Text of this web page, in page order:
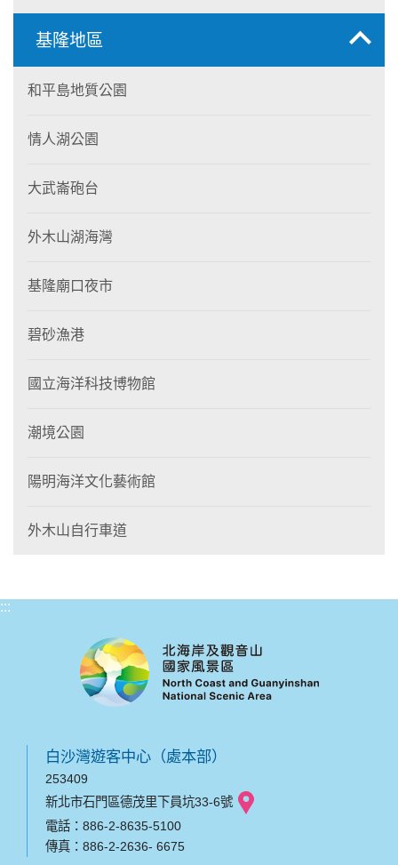
基隆地區
和平島地質公園
情人湖公園
大武崙砲台
外木山湖海灣
基隆廟口夜市
碧砂漁港
國立海洋科技博物館
潮境公園
陽明海洋文化藝術館
外木山自行車道
:::
白沙灣遊客中心（處本部）
253409
新北市石門區德茂里下員坑33-6號
電話：886-2-8635-5100
傳真：886-2-2636- 6675